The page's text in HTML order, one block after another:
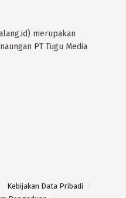
merupakan
PT Tugu Media
Kebijakan Data Pribadi